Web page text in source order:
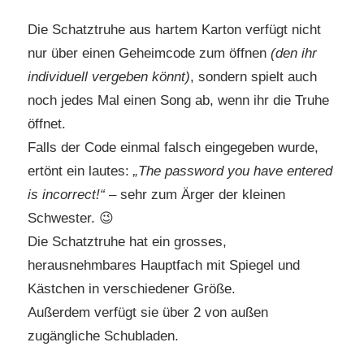
Die Schatztruhe aus hartem Karton verfügt nicht
nur über einen Geheimcode zum öffnen (den ihr
individuell vergeben könnt), sondern spielt auch
noch jedes Mal einen Song ab, wenn ihr die Truhe
öffnet.
Falls der Code einmal falsch eingegeben wurde,
ertönt ein lautes: „The password you have entered
is incorrect!“ – sehr zum Ärger der kleinen
Schwester. 😉
Die Schatztruhe hat ein grosses,
herausnehmbares Hauptfach mit Spiegel und
Kästchen in verschiedener Größe.
Außerdem verfügt sie über 2 von außen
zugängliche Schubladen.